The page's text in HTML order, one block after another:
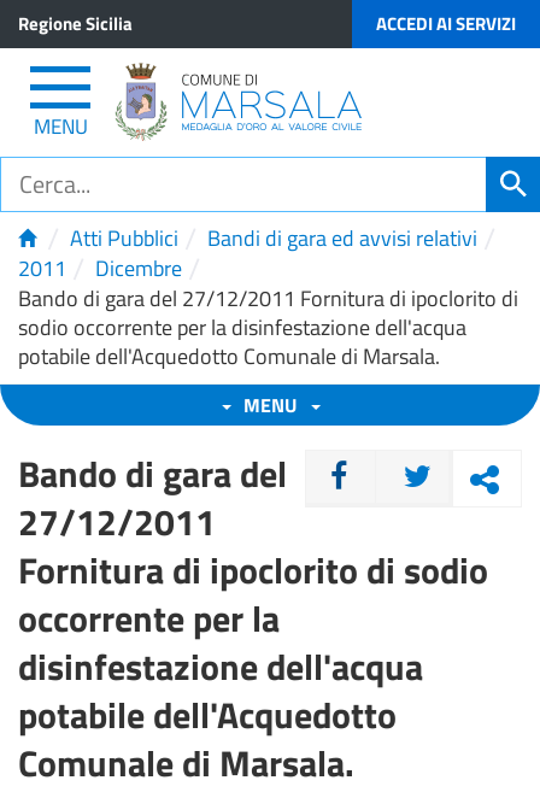
Regione Sicilia ACCEDI AI SERVIZI
MENU
Atti Pubblici Bandi di gara ed avvisi relativi
2011 Dicembre
Bando di gara del 27/12/2011 Fornitura di ipoclorito di
sodio occorrente per la disinfestazione dell'acqua
potabile dell'Acquedotto Comunale di Marsala.
MENU
CONDIVIDI
Bando di gara del
27/12/2011
Fornitura di ipoclorito di sodio
occorrente per la
disinfestazione dell'acqua
potabile dell'Acquedotto
Comunale di Marsala.